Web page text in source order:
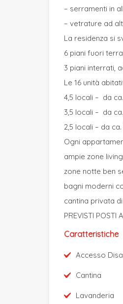
– serramenti in
– vetrature ad
La residenza si
6 piani fuori
3 piani interrati,
Le 16 unità
4,5 locali – da ca.
3,5 locali – da
2,5 locali – da ca.
Ogni
ampie zone living
zone notte ben
bagni moderni
cantina privata
PREVISTI POSTI
Caratteristiche
Accesso
Cantina
Lavanderia